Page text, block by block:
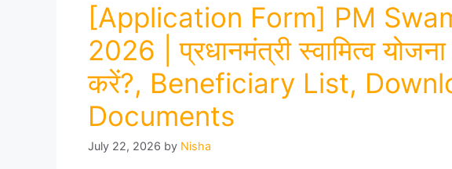
[Application Form] PM
2026 | प्रधानमंत्री स्वामित्व
करें?, Beneficiary List,
Documents
July 22, 2026 by Nisha